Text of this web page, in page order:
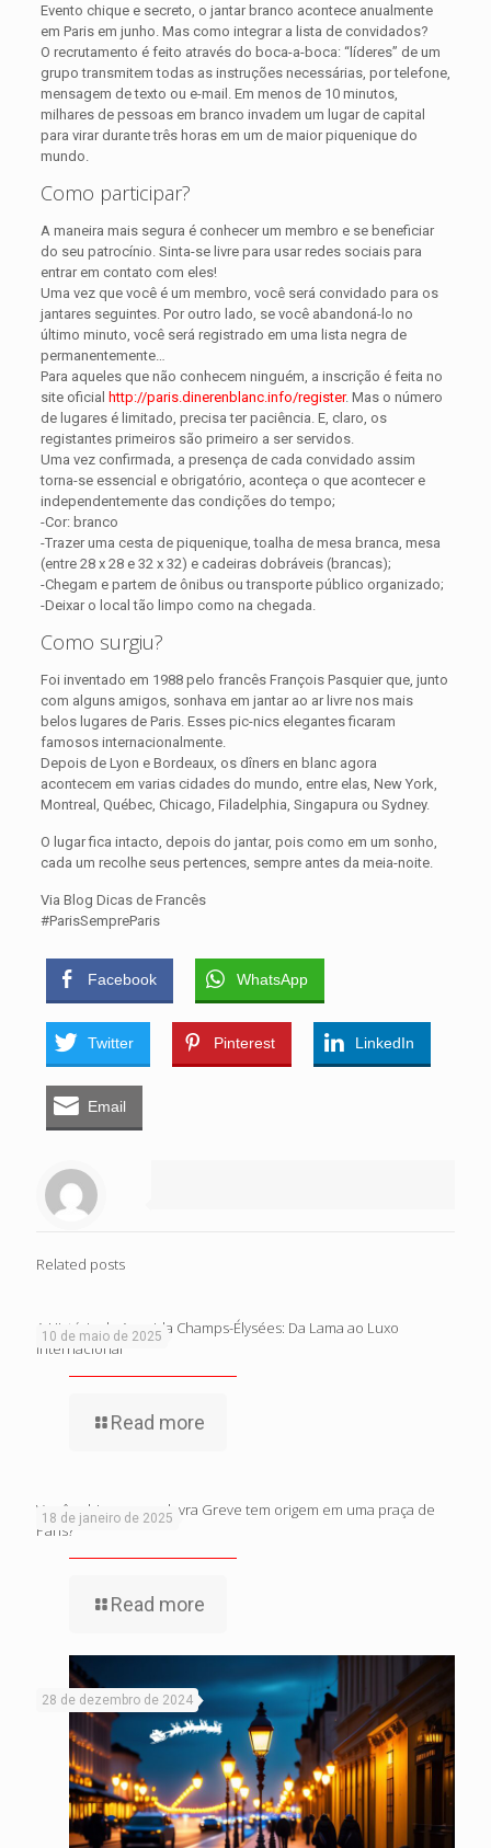
Evento chique e secreto, o jantar branco acontece anualmente
em Paris em junho. Mas como integrar a lista de convidados?
O recrutamento é feito através do boca-a-boca: “líderes” de um
grupo transmitem todas as instruções necessárias, por telefone,
mensagem de texto ou e-mail. Em menos de 10 minutos,
milhares de pessoas em branco invadem um lugar de capital
para virar durante três horas em um de maior piquenique do
mundo.
Como participar?
A maneira mais segura é conhecer um membro e se beneficiar
do seu patrocínio. Sinta-se livre para usar redes sociais para
entrar em contato com eles!
Uma vez que você é um membro, você será convidado para os
jantares seguintes. Por outro lado, se você abandoná-lo no
último minuto, você será registrado em uma lista negra de
permanentemente…
Para aqueles que não conhecem ninguém, a inscrição é feita no
site oficial http://paris.dinerenblanc.info/register. Mas o número
de lugares é limitado, precisa ter paciência. E, claro, os
registantes primeiros são primeiro a ser servidos.
Uma vez confirmada, a presença de cada convidado assim
torna-se essencial e obrigatório, aconteça o que acontecer e
independentemente das condições do tempo;
-Cor: branco
-Trazer uma cesta de piquenique, toalha de mesa branca, mesa
(entre 28 x 28 e 32 x 32) e cadeiras dobráveis (brancas);
-Chegam e partem de ônibus ou transporte público organizado;
-Deixar o local tão limpo como na chegada.
Como surgiu?
Foi inventado em 1988 pelo francês François Pasquier que, junto
com alguns amigos, sonhava em jantar ao ar livre nos mais
belos lugares de Paris. Esses pic-nics elegantes ficaram
famosos internacionalmente.
Depois de Lyon e Bordeaux, os dîners en blanc agora
acontecem em varias cidades do mundo, entre elas, New York,
Montreal, Québec, Chicago, Filadelphia, Singapura ou Sydney.
O lugar fica intacto, depois do jantar, pois como em um sonho,
cada um recolhe seus pertences, sempre antes da meia-noite.
Via Blog Dicas de Francês
‪#‎ParisSempreParis‬
Facebook WhatsApp
Twitter Pinterest LinkedIn
Email
Related posts
10 de maio de 2025
A História da Avenida Champs-Élysées: Da Lama ao Luxo
Internacional
Read more
18 de janeiro de 2025
Você sabia que a palavra Greve tem origem em uma praça de
Paris?
Read more
28 de dezembro de 2024